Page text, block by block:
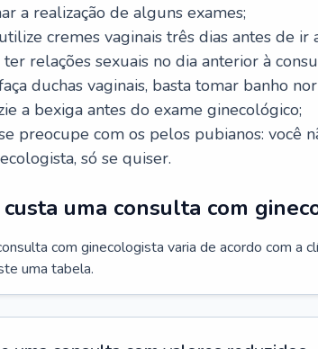
a realização de alguns exames;
cremes vaginais três dias antes de ir
ter relações sexuais no dia anterior à
duchas vaginais, basta tomar banho
a bexiga antes do exame ginecológico;
preocupe com os pelos pubianos: você
só se quiser.
uma consulta com
com ginecologista varia de acordo com a
uma tabela.